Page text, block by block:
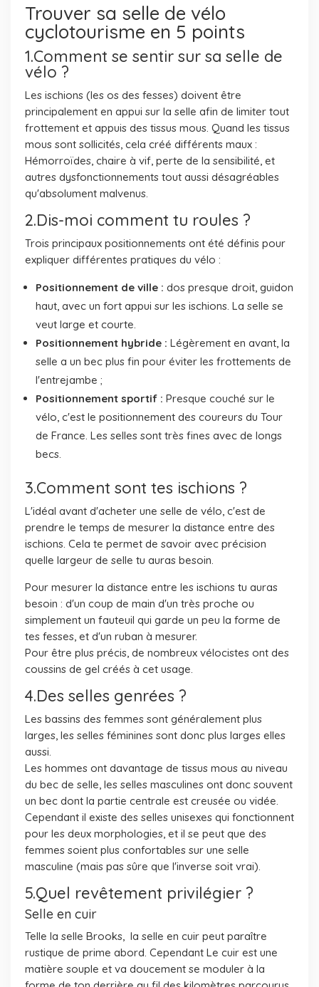
Trouver sa selle de vélo
cyclotourisme en 5 points
1.Comment se sentir sur sa selle de
vélo ?
Les ischions (les os des fesses) doivent être
principalement en appui sur la selle afin de limiter tout
frottement et appuis des tissus mous. Quand les tissus
mous sont sollicités, cela créé différents maux :
Hémorroïdes, chaire à vif, perte de la sensibilité, et
autres dysfonctionnements tout aussi désagréables
qu'absolument malvenus.
2.Dis-moi comment tu roules ?
Trois principaux positionnements ont été définis pour
expliquer différentes pratiques du vélo :
Positionnement de ville : dos presque droit, guidon
haut, avec un fort appui sur les ischions. La selle se
veut large et courte.
Positionnement hybride : Légèrement en avant, la
selle a un bec plus fin pour éviter les frottements de
l'entrejambe ;
Positionnement sportif : Presque couché sur le
vélo, c'est le positionnement des coureurs du Tour
de France. Les selles sont très fines avec de longs
becs.
3.Comment sont tes ischions ?
L'idéal avant d'acheter une selle de vélo, c'est de
prendre le temps de mesurer la distance entre des
ischions. Cela te permet de savoir avec précision
quelle largeur de selle tu auras besoin.
Pour mesurer la distance entre les ischions tu auras
besoin : d'un coup de main d'un très proche ou
simplement un fauteuil qui garde un peu la forme de
tes fesses, et d'un ruban à mesurer.
Pour être plus précis, de nombreux vélocistes ont des
coussins de gel créés à cet usage.
4.Des selles genrées ?
Les bassins des femmes sont généralement plus
larges, les selles féminines sont donc plus larges elles
aussi.
Les hommes ont davantage de tissus mous au niveau
du bec de selle, les selles masculines ont donc souvent
un bec dont la partie centrale est creusée ou vidée.
Cependant il existe des selles unisexes qui fonctionnent
pour les deux morphologies, et il se peut que des
femmes soient plus confortables sur une selle
masculine (mais pas sûre que l'inverse soit vrai).
5.Quel revêtement privilégier ?
Selle en cuir
Telle la selle Brooks, la selle en cuir peut paraître
rustique de prime abord. Cependant Le cuir est une
matière souple et va doucement se moduler à la